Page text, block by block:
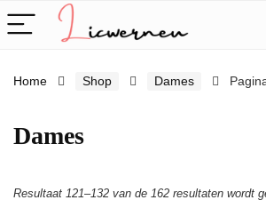
Home Shop Dames
Dames
Resultaat 121–132 van de 162 resultaten wordt